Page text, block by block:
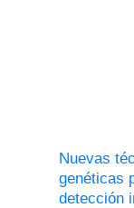
Nuevas
genéticas
detección